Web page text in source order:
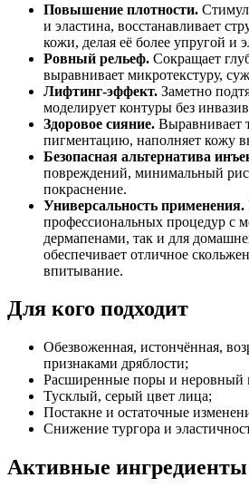
Повышение плотности.
и эластина, восстанавливает
кожи, делая её более упругой и
Ровный рельеф. Сокращает
выравнивает микротекстуру,
Лифтинг-эффект. Заметно
моделирует контуры без
Здоровое сияние. Выравнивает
пигментацию, наполняет кожу
Безопасная альтернатива
повреждений, минимальный
покраснение.
Универсальность применения.
профессиональных процедур с
дермапенами, так и для
обеспечивает отличное
впитывание.
Для кого подходит
Обезвоженная, истончённая,
признаками дряблости;
Расширенные поры и неровный
Тусклый, серый цвет лица;
Постакне и остаточные
Снижение тургора и
Активные ингредиенты